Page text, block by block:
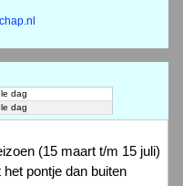
dag
dag
(15 maart t/m 15 juli)
pontje dan buiten